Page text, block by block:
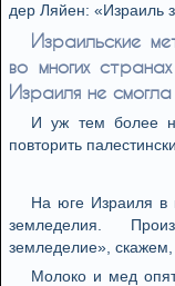
дер Ляйен: «Израиль
Израильские
во многих
Израиля не
И уж тем более
повторить
На юге Израиля в
земледелия.
земледелие», скажем,
Молоко и мед